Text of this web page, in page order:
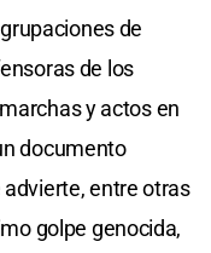
de
de los
y actos en
documento
entre otras
golpe genocida,